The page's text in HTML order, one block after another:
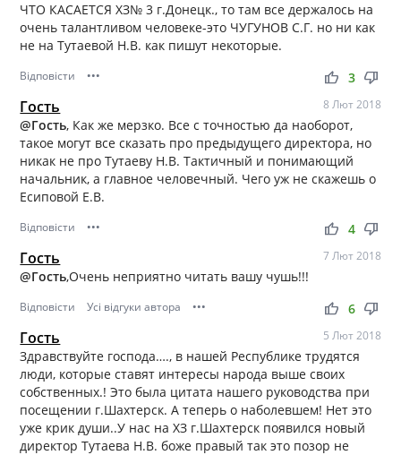
ЧТО КАСАЕТСЯ ХЗ№ 3 г.Донецк., то там все держалось на
очень талантливом человеке-это ЧУГУНОВ С.Г. но ни как
не на Тутаевой Н.В. как пишут некоторые.
Відповісти ••• thumb_up thumb_down
3
Гость 8 Лют 2018
@Гость, Как же мерзко. Все с точностью да наоборот,
такое могут все сказать про предыдущего директора, но
никак не про Тутаеву Н.В. Тактичный и понимающий
начальник, а главное человечный. Чего уж не скажешь о
Есиповой Е.В.
Відповісти ••• thumb_up thumb_down
4
Гость 7 Лют 2018
@Гость,Очень неприятно читать вашу чушь!!!
Відповісти Усі відгуки автора ••• thumb_up thumb_down
6
Гость 5 Лют 2018
Здравствуйте господа…., в нашей Республике трудятся
люди, которые ставят интересы народа выше своих
собственных.! Это была цитата нашего руководства при
посещении г.Шахтерск. А теперь о наболевшем! Нет это
уже крик души..У нас на ХЗ г.Шахтерск появился новый
директор Тутаева Н.В. боже правый так это позор не